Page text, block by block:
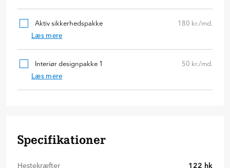
Aktiv sikkerhedspakke
Læs mere
180 kr./md.
Interiør designpakke 1
Læs mere
50 kr./md.
Specifikationer
Hestekræfter 122 hk